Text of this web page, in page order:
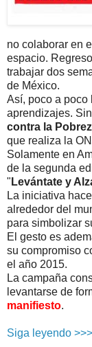
no colaborar en
espacio.
trabajar dos
de México.
Así, poco a poco
aprendizajes.
contra la
que realiza la
Solamente en
de la segunda
" Levántate y
La iniciativa
alrededor del
para simbolizar
El gesto es
su compromiso
el año 2015.
La campaña
levantarse de
manifiesto.
Siga leyendo